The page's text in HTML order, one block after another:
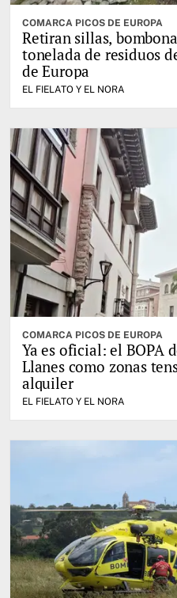
COMARCA PICOS DE EUROPA
Retiran sillas,
tonelada de residuos
de Europa
EL FIELATO Y EL NORA
COMARCA PICOS DE EUROPA
Ya es oficial: el BOPA
Llanes como zonas
alquiler
EL FIELATO Y EL NORA